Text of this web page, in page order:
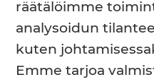
räätälöimme
analysoidun
kuten
Emme tarjoa